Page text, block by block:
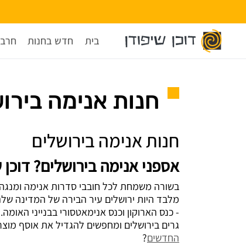
בית חדש בחנות
חנות אנימה
חנות אנימה בירושלים
אספני אנימה בירושלים?
בשורה משמחת לכל חובבי סדרות אנימה
מלבד היות ירושלים עיר הבירה של המדינה
- כנס הארוקון וכנס אנימאטסורי בבנייני האומה.
גרים בירושלים ומחפשים להגדיל את אוסף
החדשים?